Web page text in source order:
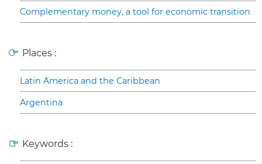
Complementary money, a tool for economic transition
Places :
Latin America and the Caribbean
Argentina
Keywords :